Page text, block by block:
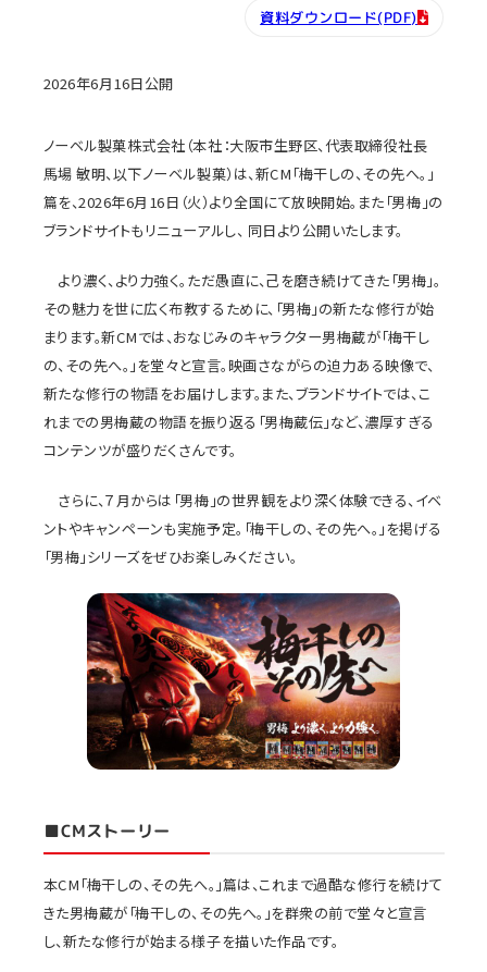
資料ダウンロード(PDF)
2026年6月16日公開
ノーベル製菓株式会社（本社：大阪市生野区、代表取締役社長
馬場 敏明、以下ノーベル製菓）は、新CM「梅干しの、その先へ。」
篇を、2026年6月16日（火）より全国にて放映開始。また「男梅」の
ブランドサイトもリニューアルし、 同日より公開いたします。
より濃く、より力強く。ただ愚直に、己を磨き続けてきた「男梅」。
その魅力を世に広く布教するために、「男梅」の新たな修行が始
まります。新CMでは、おなじみのキャラクター男梅蔵が「梅干し
の、その先へ。」を堂々と宣言。映画さながらの迫力ある映像で、
新たな修行の物語をお届けします。また、ブランドサイトでは、こ
れまでの男梅蔵の物語を振り返る「男梅蔵伝」など、濃厚すぎる
コンテンツが盛りだくさんです。
さらに、７月からは「男梅」の世界観をより深く体験できる、イベ
ントやキャンペーンも実施予定。「梅干しの、その先へ。」を掲げる
「男梅」シリーズをぜひお楽しみください。
■CMストーリー
本CM「梅干しの、その先へ。」篇は、これまで過酷な修行を続けて
きた男梅蔵が「梅干しの、その先へ。」を群衆の前で堂々と宣言
し、新たな修行が始まる様子を描いた作品です。